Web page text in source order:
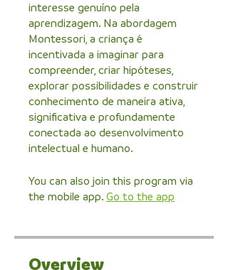
interesse genuíno pela
aprendizagem. Na abordagem
Montessori, a criança é
incentivada a imaginar para
compreender, criar hipóteses,
explorar possibilidades e construir
conhecimento de maneira ativa,
significativa e profundamente
conectada ao desenvolvimento
intelectual e humano.
You can also join this program via
the mobile app. Go to the app
Overview